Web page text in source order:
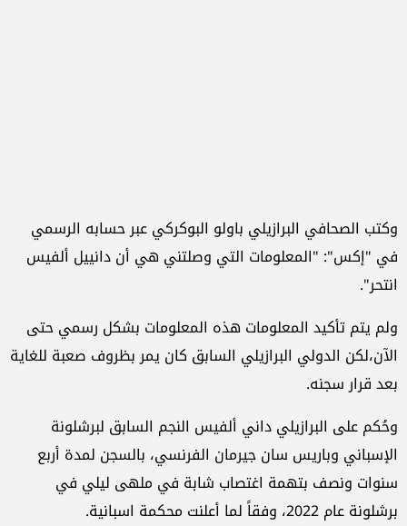
وكتب الصحافي البرازيلي باولو البوكركي عبر حسابه الرسمي
في "إكس": "المعلومات التي وصلتني هي أن دانييل ألفيس
انتحر".
ولم يتم تأكيد المعلومات هذه المعلومات بشكل رسمي حتى
الآن،لكن الدولي البرازيلي السابق كان يمر بظروف صعبة للغاية
بعد قرار سجنه.
وحُكم على البرازيلي داني ألفيس النجم السابق لبرشلونة
الإسباني وباريس سان جيرمان الفرنسي، بالسجن لمدة أربع
سنوات ونصف بتهمة اغتصاب شابة في ملهى ليلي في
برشلونة عام 2022، وفقاً لما أعلنت محكمة اسبانية.